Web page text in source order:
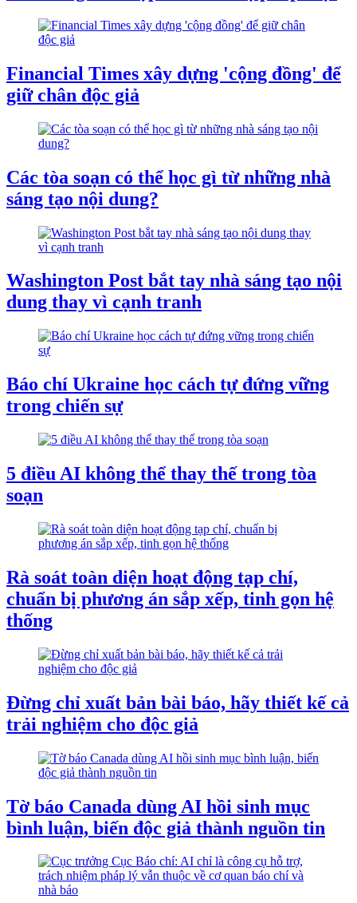
Financial Times xây dựng 'cộng đồng' để
giữ chân độc giả
Các tòa soạn có thể học gì từ những nhà
sáng tạo nội dung?
Washington Post bắt tay nhà sáng tạo nội
dung thay vì cạnh tranh
Báo chí Ukraine học cách tự đứng vững
trong chiến sự
5 điều AI không thể thay thế trong tòa
soạn
Rà soát toàn diện hoạt động tạp chí,
chuẩn bị phương án sắp xếp, tinh gọn hệ
thống
Đừng chỉ xuất bản bài báo, hãy thiết kế cả
trải nghiệm cho độc giả
Tờ báo Canada dùng AI hồi sinh mục
bình luận, biến độc giả thành nguồn tin